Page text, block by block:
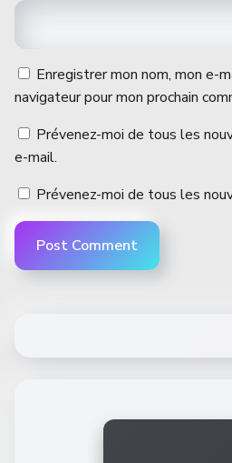
Enregistrer mon nom, mon e-
navigateur pour mon prochain
Prévenez-moi de tous les
e-mail.
Prévenez-moi de tous les